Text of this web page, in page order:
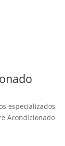
especializados
Acondicionado